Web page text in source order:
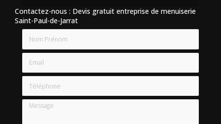
Contactez-nous : Devis gratuit entreprise de menuiserie
Saint-Paul-de-Jarrat
Email
Téléphone
Message